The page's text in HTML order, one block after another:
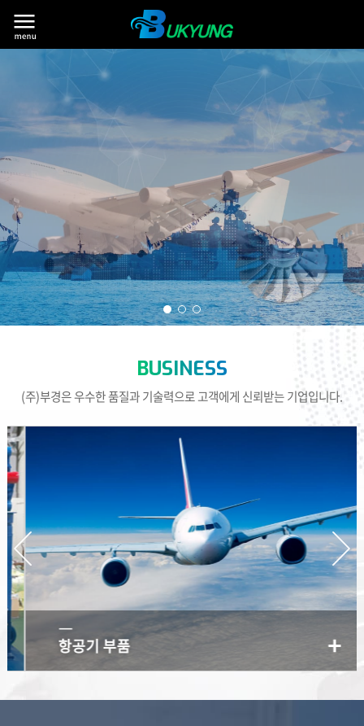
BU-KYUNG Opens Better Future
BUSINESS
(주)부경은 우수한 품질과 기술력으로 고객에게 신뢰받는 기업입니다.
항공기 부품